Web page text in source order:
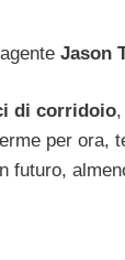
Jason
di corridoio
per ora,
futuro,